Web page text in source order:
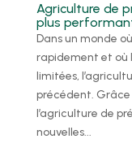
Agriculture de
plus
Dans un monde
rapidement et où
limitées,
précédent.
l’agriculture de
nouvelles...